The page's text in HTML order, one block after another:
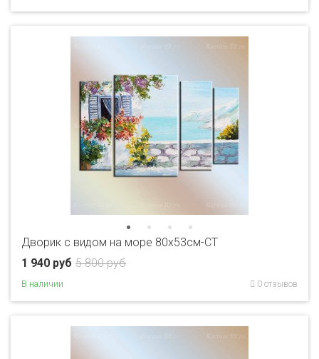
Дворик с видом на море 80x53см-CT
5 800 руб
1 940 руб
В наличии 0 отзывов